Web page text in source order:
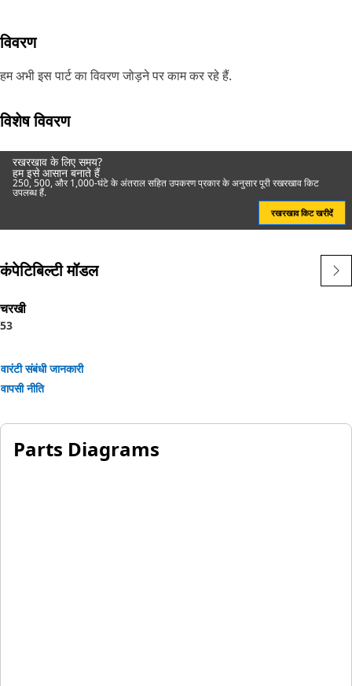
विवरण
हम अभी इस पार्ट का विवरण जोड़ने पर काम कर रहे हैं.
विशेष विवरण
रखरखाव के लिए समय?
हम इसे आसान बनाते हैं
250, 500, और 1,000-घंटे के अंतराल सहित उपकरण प्रकार के अनुसार पूरी रखरखाव किट
उपलब्ध हैं.
रखरखाव किट खरीदें
कंपेटिबिल्टी मॉडल
चरखी
53
वारंटी संबंधी जानकारी
वापसी नीति
Parts Diagrams